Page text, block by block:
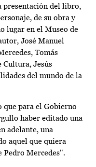
presentación del libro,
de su obra y
lugar en el Museo de
José Manuel
Tomás
Cultura, Jesús
del mundo de la
para el Gobierno
haber editado una
adelante, una
aquel que quiera
Pedro Mercedes".